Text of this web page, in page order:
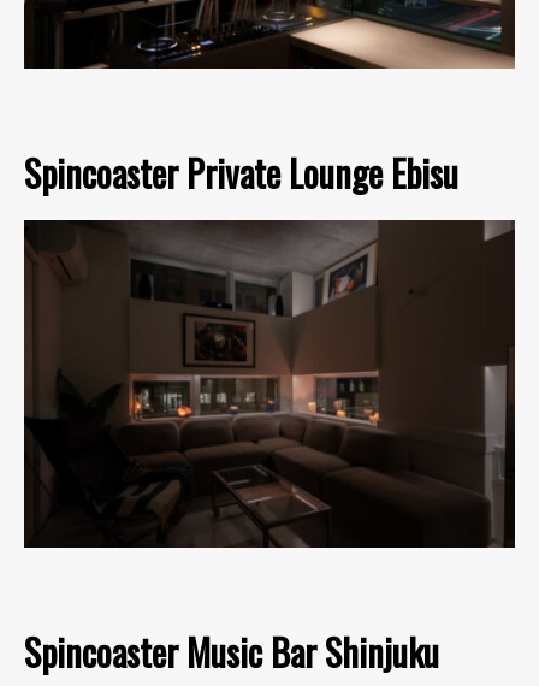
Spincoaster Private Lounge Ebisu
Spincoaster Music Bar Shinjuku